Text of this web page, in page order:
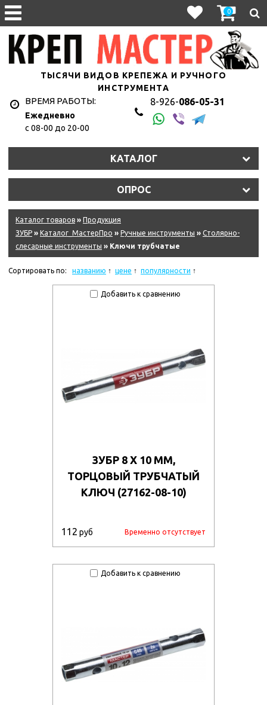
0
ТЫСЯЧИ ВИДОВ КРЕПЕЖА И РУЧНОГО
ИНСТРУМЕНТА
ВРЕМЯ РАБОТЫ:
Ежедневно
с 08-00 до 20-00
8-926-086-05-31
КАТАЛОГ
ОПРОС
Каталог товаров » Продукция
ЗУБР » Каталог_МастерПро » Ручные инструменты » Столярно-
слесарные инструменты » Ключи трубчатые
Сортировать по: названию цене популярности
Добавить к сравнению
ЗУБР 8 Х 10 ММ,
ТОРЦОВЫЙ ТРУБЧАТЫЙ
КЛЮЧ (27162-08-10)
112 руб Временно отсутствует
Добавить к сравнению